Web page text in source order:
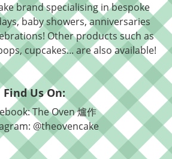
brand specialising in bespoke
baby showers, anniversaries
Other products such as
cupcakes... are also available!
Find Us On:
The Oven 爐作
@theovencake